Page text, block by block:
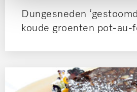
Dungesneden
koude groenten pot-au-